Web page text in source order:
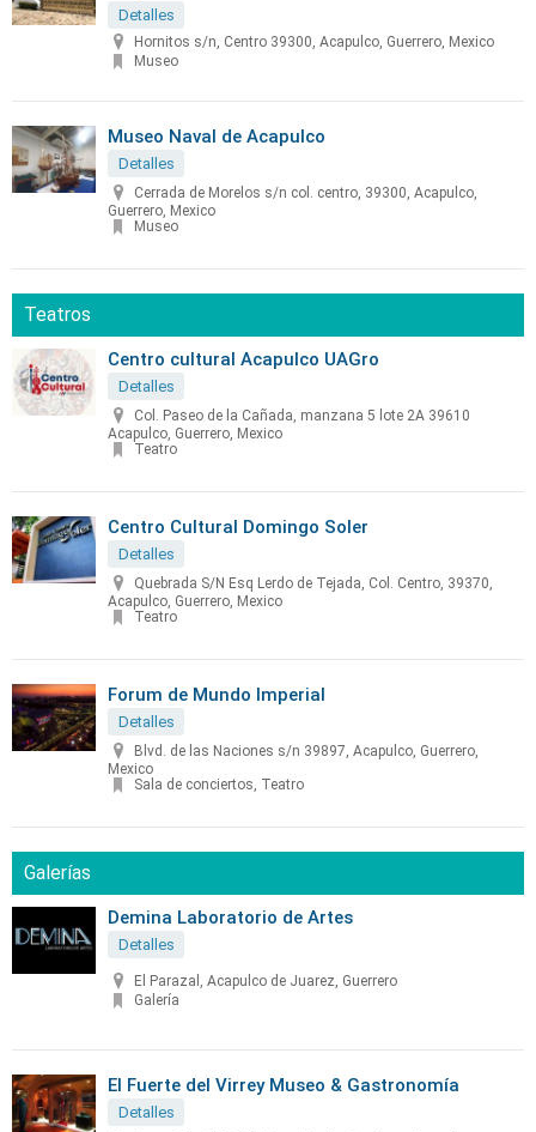
Detalles
Hornitos s/n, Centro 39300, Acapulco, Guerrero, Mexico
Museo
Museo Naval de Acapulco
Detalles
Cerrada de Morelos s/n col. centro, 39300, Acapulco,
Guerrero, Mexico
Museo
Teatros
Centro cultural Acapulco UAGro
Detalles
Col. Paseo de la Cañada, manzana 5 lote 2A 39610
Acapulco, Guerrero, Mexico
Teatro
Centro Cultural Domingo Soler
Detalles
Quebrada S/N Esq Lerdo de Tejada, Col. Centro, 39370,
Acapulco, Guerrero, Mexico
Teatro
Forum de Mundo Imperial
Detalles
Blvd. de las Naciones s/n 39897, Acapulco, Guerrero,
Mexico
Sala de conciertos, Teatro
Galerías
Demina Laboratorio de Artes
Detalles
El Parazal, Acapulco de Juarez, Guerrero
Galería
El Fuerte del Virrey Museo & Gastronomía
Detalles